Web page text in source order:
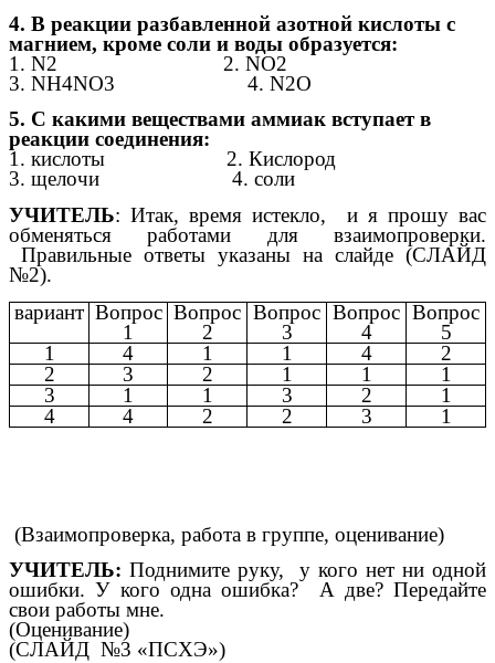
4. В реакции разбавленной азотной кислоты с
магнием, кроме соли и воды образуется:
1. N2 2. NO2
3. NH4NO3 4. N2O
5. С какими веществами аммиак вступает в
реакции соединения:
1. кислоты 2. Кислород
3. щелочи 4. соли
УЧИТЕЛЬ: Итак, время истекло, и я прошу вас
обменяться работами для взаимопроверки.
Правильные ответы указаны на слайде (СЛАЙД
№2).
вариант Вопрос
1
Вопрос
2
Вопрос
3
Вопрос
4
Вопрос
5
1
4 1 1 4
2
2
3 2 1 1
1
3
1 1 3 2
1
4
4 2 2 3 1
(Взаимопроверка, работа в группе, оценивание)
УЧИТЕЛЬ: Поднимите руку, у кого нет ни одной
ошибки. У кого одна ошибка? А две? Передайте
свои работы мне.
(Оценивание)
(СЛАЙД №3 «ПСХЭ»)